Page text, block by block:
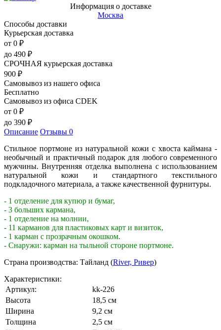
Информация о доставке
Москва
Способы доставки
Курьерская доставка
от 0 ₽
до 490 ₽
СРОЧНАЯ курьерская доставка
900 ₽
Самовывоз из нашего офиса
Бесплатно
Самовывоз из офиса CDEK
от 0 ₽
до 390 ₽
Описание Отзывы 0
Стильное портмоне из натуральной кожи с хвоста каймана -
необычный и практичный подарок для любого современного
мужчины. Внутренняя отделка выполнена с использованием
натуральной кожи и стандартного текстильного
подкладочного материала, а также качественной фурнитуры.
- 1 отделение для купюр и бумаг,
- 3 больших кармана,
- 1 отделение на молнии,
- 11 карманов для пластиковых карт и визиток,
- 1 карман с прозрачным окошком.
- Снаружи: карман на тыльной стороне портмоне.
Страна производства: Тайланд (River, Ривер)
Характеристики:
Артикул:
kk-226
Высота
18,5 см
Ширина
9,2 см
Толщина
2,5 см